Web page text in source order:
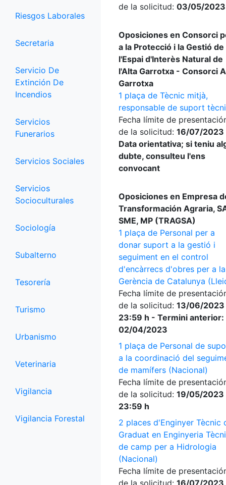
Riesgos Laborales
Secretaria
Servicio De
Extinción De
Incendios
Servicios
Funerarios
Servicios Sociales
Servicios
Socioculturales
Sociología
Subalterno
Tesorería
Turismo
Urbanismo
Veterinaria
Vigilancia
Vigilancia Forestal
de la solicitud: 03/05/2023
Oposiciones en Consorci
a la Protecció i la Gestió de
l'Espai d'Interès Natural de
l'Alta Garrotxa - Consorci
Garrotxa
1 plaça de Tècnic mitjà,
responsable de suport
Fecha límite de
de la solicitud: 16/07/2023
Data orientativa; si teniu
dubte, consulteu l'ens
convocant
Oposiciones en Empresa
Transformación Agraria,
SME, MP (TRAGSA)
1 plaça de Personal per a
donar suport a la gestió i
seguiment en el control
d'encàrrecs d'obres per a la
Gerència de Catalunya
Fecha límite de
de la solicitud: 13/06/2023
23:59 h - Termini anterior:
02/04/2023
1 plaça de Personal de
a la coordinació del
de mamífers (Nacional)
Fecha límite de
de la solicitud: 19/05/2023
23:59 h
2 places d'Enginyer Tècnic
Graduat en Enginyeria
de camp per a Hidrologia
(Nacional)
Fecha límite de
de la solicitud: 16/07/2023